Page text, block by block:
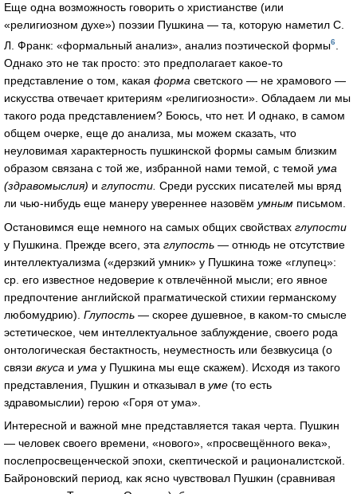
Еще одна возможность говорить о христианстве (или
«религиозном духе») поэзии Пушкина — та, которую наметил С.
Л. Франк: «формальный анализ», анализ поэтической формы6
Однако это не так просто: это предполагает какое-то
представление о том, какая форма светского — не храмового —
искусства отвечает критериям «религиозности». Обладаем ли мы
такого рода представлением? Боюсь, что нет. И однако, в самом
общем очерке, еще до анализа, мы можем сказать, что
неуловимая характерность пушкинской формы самым близким
образом связана с той же, избранной нами темой, с темой ума
(здравомыслия) и глупости. Среди русских писателей мы вряд
ли чью-нибудь еще манеру увереннее назовём умным письмом.
Остановимся еще немного на самых общих свойствах глупости
у Пушкина. Прежде всего, эта глупость — отнюдь не отсутствие
интеллектуализма («дерзкий умник» у Пушкина тоже «глупец»:
ср. его известное недоверие к отвлечённой мысли; его явное
предпочтение английской прагматической стихии германскому
любомудрию). Глупость — скорее душевное, в каком-то смысле
эстетическое, чем интеллектуальное заблуждение, своего рода
онтологическая бестактность, неуместность или безвкусица (о
связи вкуса и ума у Пушкина мы еще скажем). Исходя из такого
представления, Пушкин и отказывал в уме (то есть
здравомыслии) герою «Горя от ума».
Интересной и важной мне представляется такая черта. Пушкин
— человек своего времени, «нового», «просвещённого века»,
послепросвещенческой эпохи, скептической и рационалистской.
Байроновский период, как ясно чувствовал Пушкин (сравнивая